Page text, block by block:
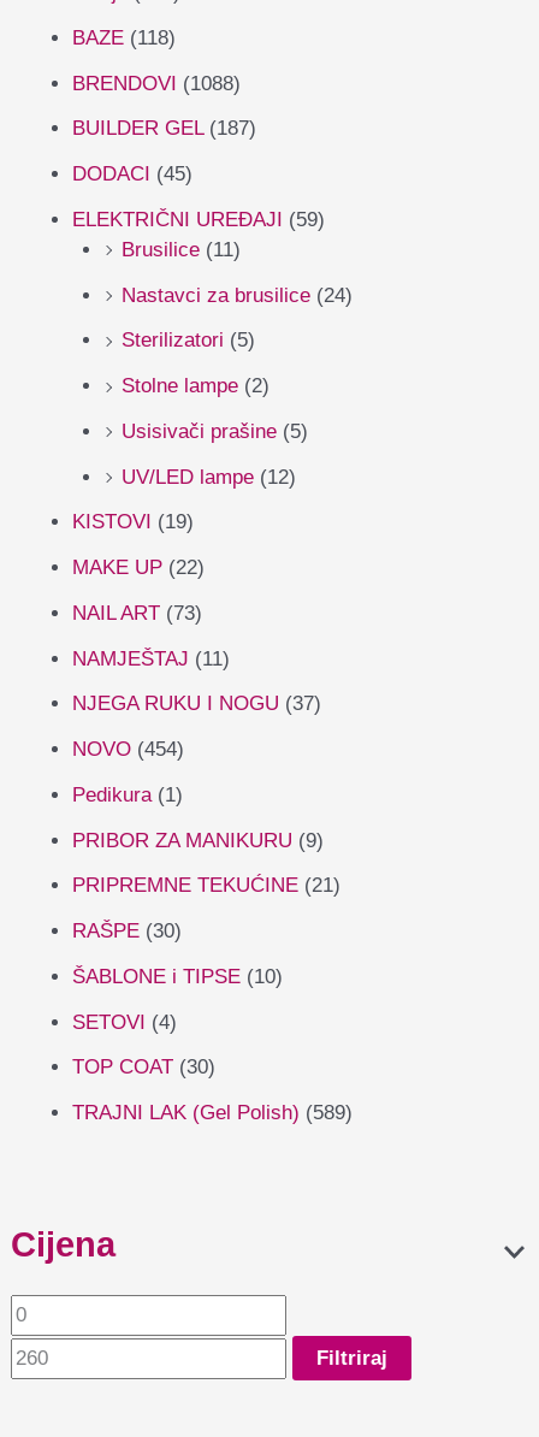
BAZE (118)
BRENDOVI (1088)
BUILDER GEL (187)
DODACI (45)
ELEKTRIČNI UREĐAJI (59)
Brusilice (11)
Nastavci za brusilice (24)
Sterilizatori (5)
Stolne lampe (2)
Usisivači prašine (5)
UV/LED lampe (12)
KISTOVI (19)
MAKE UP (22)
NAIL ART (73)
NAMJEŠTAJ (11)
NJEGA RUKU I NOGU (37)
NOVO (454)
Pedikura (1)
PRIBOR ZA MANIKURU (9)
PRIPREMNE TEKUĆINE (21)
RAŠPE (30)
ŠABLONE i TIPSE (10)
SETOVI (4)
TOP COAT (30)
TRAJNI LAK (Gel Polish) (589)
Cijena
Filtriraj